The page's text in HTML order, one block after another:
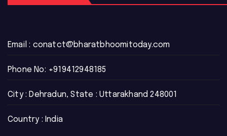
Email : conatct@bharatbhoomitoday.com
Phone No: +919412948185
City : Dehradun, State : Uttarakhand 248001
Country : India